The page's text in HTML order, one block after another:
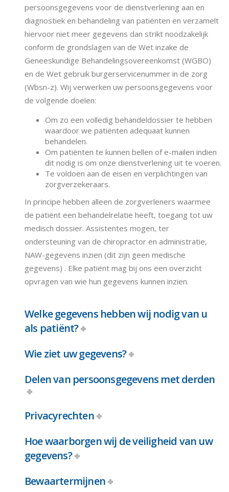
persoonsgegevens voor de dienstverlening aan en
diagnostiek en behandeling van patiënten en verzamelt
hiervoor niet meer gegevens dan strikt noodzakelijk
conform de grondslagen van de Wet inzake de
Geneeskundige Behandelingsovereenkomst (WGBO)
en de Wet gebruik burgerservicenummer in de zorg
(Wbsn-z). Wij verwerken uw persoonsgegevens voor
de volgende doelen:
Om zo een volledig behandeldossier te hebben
waardoor we patiënten adequaat kunnen
behandelen.
Om patiënten te kunnen bellen of e-mailen indien
dit nodig is om onze dienstverlening uit te voeren.
Te voldoen aan de eisen en verplichtingen van
zorgverzekeraars.
In principe hebben alleen de zorgverleners waarmee
de patiënt een behandelrelatie heeft, toegang tot uw
medisch dossier. Assistentes mogen, ter
ondersteuning van de chiropractor en administratie,
NAW-gegevens inzien (dit zijn geen medische
gegevens) . Elke patiënt mag bij ons een overzicht
opvragen van wie hun gegevens kunnen inzien.
Welke gegevens hebben wij nodig van u
als patiënt?
Wie ziet uw gegevens?
Delen van persoonsgegevens met derden
Privacyrechten
Hoe waarborgen wij de veiligheid van uw
gegevens?
Bewaartermijnen